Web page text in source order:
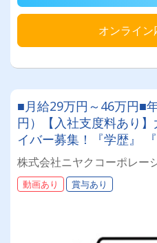
オンライン
■月給29万円～46万円■
円）【入社支度料あり
イバー募集！『学歴』
問◎男女問わず活躍でき
株式会社ニヤクコーポレー
動画あり 賞与あり